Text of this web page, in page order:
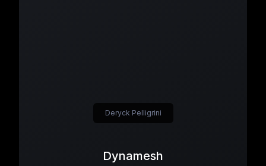
Dynamesh
Deryck Pelligrini